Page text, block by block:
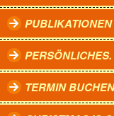
PUBLIKATIONEN
PERSÖNLICHES.
TERMIN